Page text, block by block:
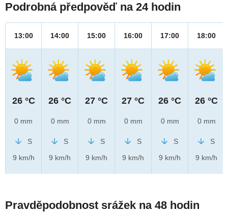
Podrobná předpověď na 24 hodin
13:00
26 °C
0 mm
S
9 km/h
14:00
26 °C
0 mm
S
9 km/h
15:00
27 °C
0 mm
S
9 km/h
16:00
27 °C
0 mm
S
9 km/h
17:00
26 °C
0 mm
S
9 km/h
18:00
26 °C
0 mm
S
9 km/h
Pravděpodobnost srážek na 48 hodin